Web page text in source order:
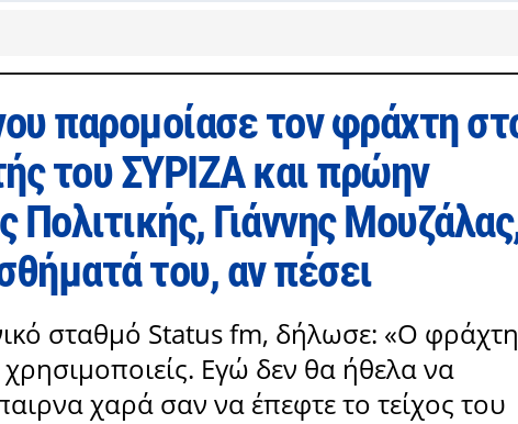
παρομοίασε τον φράχτη
του ΣΥΡΙΖΑ και πρώην
Γιάννης
του, αν πέσει
σταθμό Status fm, δήλωσε: «Ο
Εγώ δεν θα ήθελα να
χαρά σαν να έπεφτε το τείχος του